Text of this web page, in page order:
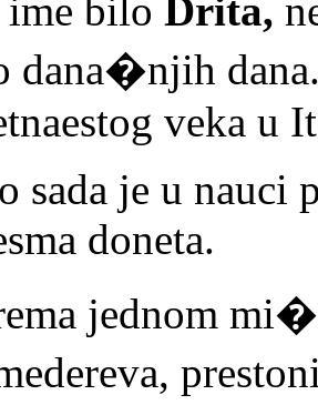
ime bilo Drita,
dana�njih
veka u
sada je u nauci
doneta.
jednom